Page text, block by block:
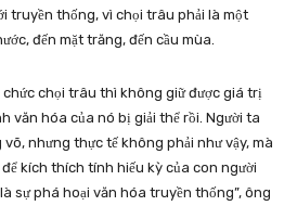
truyền thống, vì chọi trâu phải là một
đến mặt trăng, đến cầu mùa.
chức chọi trâu thì không giữ được giá trị
văn hóa của nó bị giải thể rồi. Người ta
nhưng thực tế không phải như vậy, mà
kích thích tính hiếu kỳ của con người
sự phá hoại văn hóa truyền thống”, ông